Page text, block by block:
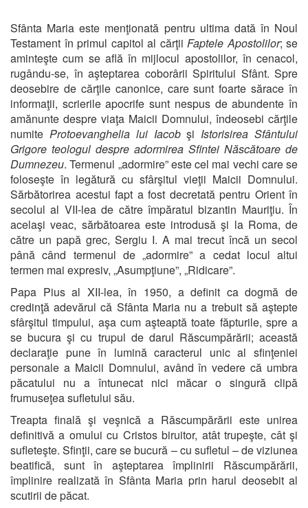
Sfânta Maria este menţionată pentru ultima dată în Noul
Testament în primul capitol al cărţii Faptele Apostolilor; se
aminteşte cum se află în mijlocul apostolilor, în cenacol,
rugându-se, în aşteptarea coborârii Spiritului Sfânt. Spre
deosebire de cărţile canonice, care sunt foarte sărace în
informaţii, scrierile apocrife sunt nespus de abundente în
amănunte despre viaţa Maicii Domnului, îndeosebi cărţile
numite Protoevanghelia lui Iacobşi Istorisirea Sfântului
Grigore teologul despre adormirea Sfintei Născătoare de
Dumnezeu. Termenul „adormire” este cel mai vechi care se
foloseşte în legătură cu sfârşitul vieţii Maicii Domnului.
Sărbătorirea acestui fapt a fost decretată pentru Orient în
secolul al VII-lea de către împăratul bizantin Mauriţiu. În
acelaşi veac, sărbătoarea este introdusă şi la Roma, de
către un papă grec, Sergiu I. A mai trecut încă un secol
până când termenul de „adormire” a cedat locul altui
termen mai expresiv, „Asumpţiune”, „Ridicare”.
Papa Pius al XII-lea, în 1950, a definit ca dogmă de
credinţă adevărul că Sfânta Maria nu a trebuit să aştepte
sfârşitul timpului, aşa cum aşteaptă toate făpturile, spre a
se bucura şi cu trupul de darul Răscumpărării; această
declaraţie pune în lumină caracterul unic al sfinţeniei
personale a Maicii Domnului, având în vedere că umbra
păcatului nu a întunecat nici măcar o singură clipă
frumuseţea sufletului său.
Treapta finală şi veşnică a Răscumpărării este unirea
definitivă a omului cu Cristos biruitor, atât trupeşte, cât şi
sufleteşte. Sfinţii, care se bucură – cu sufletul – de viziunea
beatifică, sunt în aşteptarea împlinirii Răscumpărării,
împlinire realizată în Sfânta Maria prin harul deosebit al
scutirii de păcat.